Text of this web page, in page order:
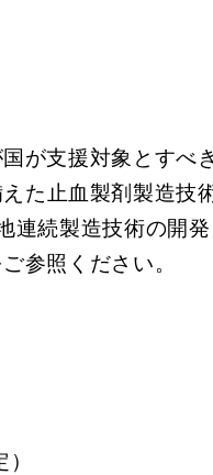
が支援対象とす
た止血製剤製造技
続製造技術の開発
参照ください。